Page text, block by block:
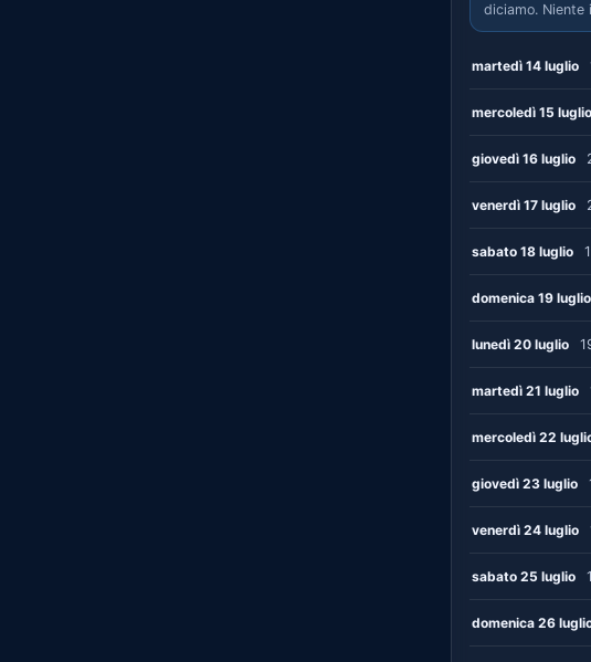
diciamo. Niente
martedì 14 luglio
mercoledì 15 luglio
giovedì 16 luglio
venerdì 17 luglio
sabato 18 luglio
domenica 19 luglio
lunedì 20 luglio
martedì 21 luglio
mercoledì 22
giovedì 23 luglio
venerdì 24 luglio
sabato 25 luglio
domenica 26